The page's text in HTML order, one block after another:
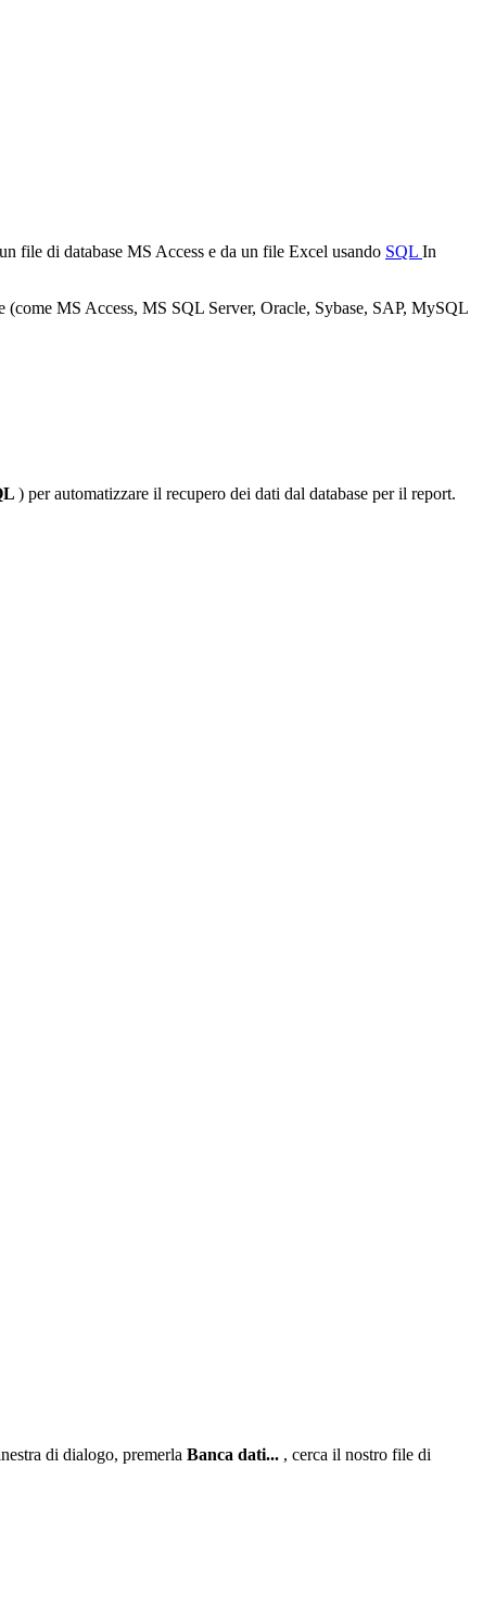
file di database MS Access e da un file Excel usando SQL In
(come MS Access, MS SQL Server, Oracle, Sybase, SAP, MySQL
) per automatizzare il recupero dei dati dal database per il report.
di dialogo, premerla Banca dati... , cerca il nostro file di